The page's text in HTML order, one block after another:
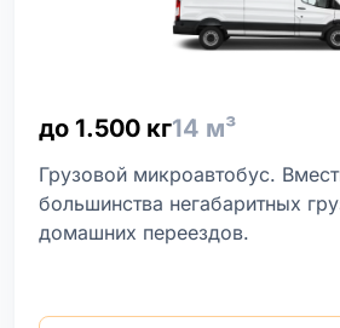
до 1.500 кг14 м³
Грузовой микроавтобус.
большинства негабаритных
домашних переездов.